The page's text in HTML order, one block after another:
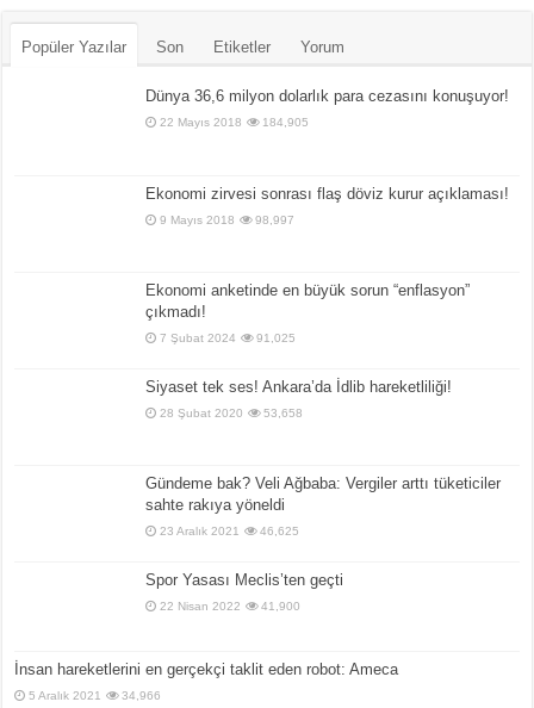
Popüler Yazılar Son Etiketler Yorum
Dünya 36,6 milyon dolarlık para cezasını konuşuyor!
22 Mayıs 2018 184,905
Ekonomi zirvesi sonrası flaş döviz kurur açıklaması!
9 Mayıs 2018 98,997
Ekonomi anketinde en büyük sorun “enflasyon”
çıkmadı!
7 Şubat 2024 91,025
Siyaset tek ses! Ankara’da İdlib hareketliliği!
28 Şubat 2020 53,658
Gündeme bak? Veli Ağbaba: Vergiler arttı tüketiciler
sahte rakıya yöneldi
23 Aralık 2021 46,625
Spor Yasası Meclis’ten geçti
22 Nisan 2022 41,900
İnsan hareketlerini en gerçekçi taklit eden robot: Ameca
5 Aralık 2021 34,966